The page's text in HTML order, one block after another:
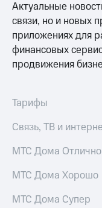
Актуальные
связи, но и новых
приложениях для
финансовых
продвижения
Тарифы
Связь, ТВ и
МТС Дома Отлично
МТС Дома Хорошо
МТС Дома Супер